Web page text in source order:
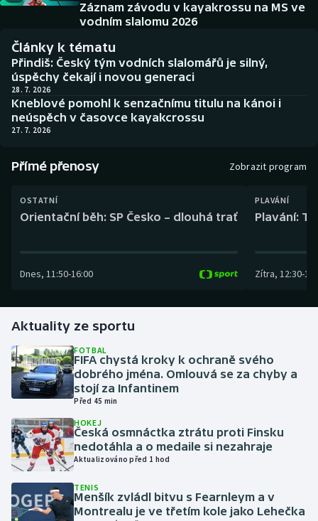
Baseball a softbal
Basketbal
Biatlon
Boby a skeleton
Dostihy
Futsal
Gymnastika
Házená
Jezdectví
Judo
Krasobruslení
Soutěže
Historické návraty
Aplikace ČT sport
AZ kvíz
Záznam závodu v kayakrossu na MS ve
vodním slalomu 2026
Články k tématu
Přindiš: Český tým vodních slalomářů je silný,
úspěchy čekají i novou generaci
28. 7. 2026
Kneblové pomohl k senzačnímu titulu na kánoi i
neúspěch v časovce kayakcrossu
27. 7. 2026
Přímé přenosy Zobrazit program
OSTATNÍ
Orientační běh: SP Česko – dlouhá trať
Dnes, 11:50-16:00
PLAVÁNÍ
Plavání:
Zítra, 12:30-
Aktuality ze sportu
FOTBAL
FIFA chystá kroky k ochraně svého
dobrého jména. Omlouvá se za chyby a
stojí za Infantinem
Před 45 min
HOKEJ
Česká osmnáctka ztrátu proti Finsku
nedotáhla a o medaile si nezahraje
Aktualizováno před 1 hod
TENIS
Menšík zvládl bitvu s Fearnleym a v
Montrealu je ve třetím kole jako Lehečka